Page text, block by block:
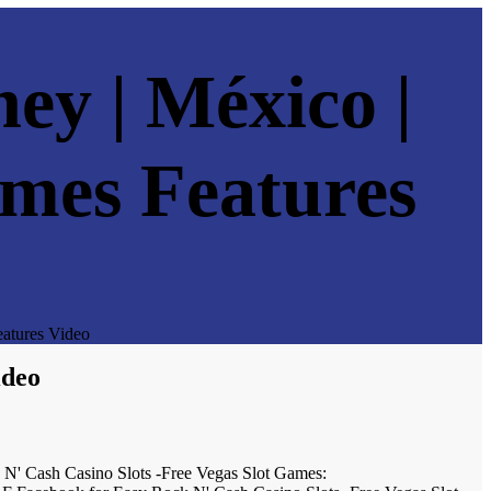
| México |
Features
Video
Cash Casino Slots -Free Vegas Slot Games: